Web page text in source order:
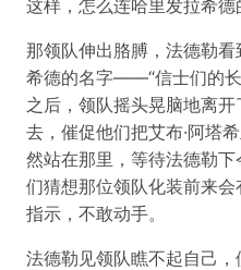
这样，怎么连哈里发拉希德
那领队伸出胳膊，法德勒
希德的名字——“信士们的长
之后，领队摇头晃脑地离
去，催促他们把艾布·阿塔
然站在那里，等待法德勒
们猜想那位领队化装前来
指示，不敢动手。
法德勒见领队瞧不起自己